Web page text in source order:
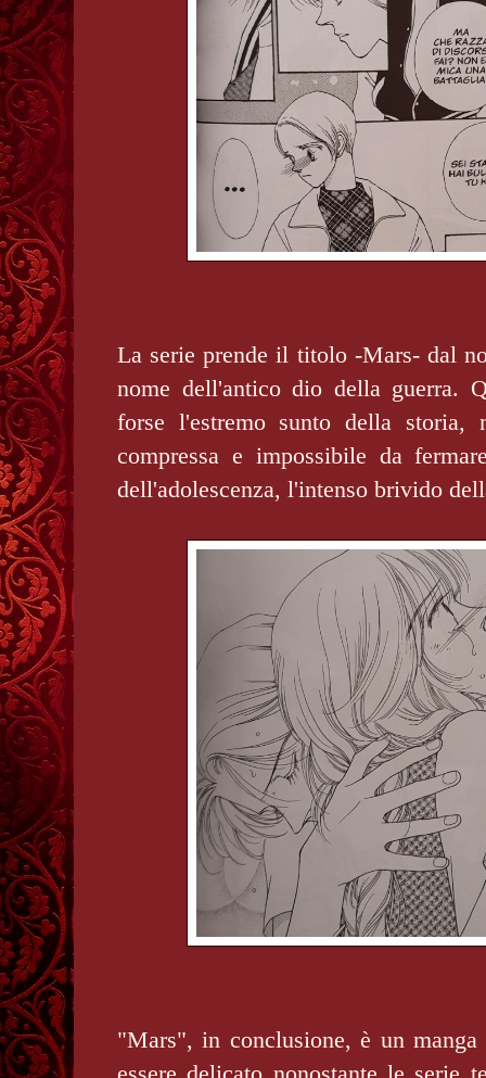
La serie prende il titolo -Mars- dal
nome dell'antico dio della guerra.
forse l'estremo sunto della storia,
compressa e impossibile da
dell'adolescenza, l'intenso brivido
"Mars", in conclusione, è un